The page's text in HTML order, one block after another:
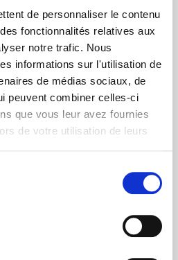
de personnaliser le contenu
fonctionnalités relatives aux
notre trafic. Nous
informations sur l'utilisation de
de médias sociaux, de
peuvent combiner celles-ci
que vous leur avez fournies
de votre utilisation de leurs
d'expertise
photovoltaïque